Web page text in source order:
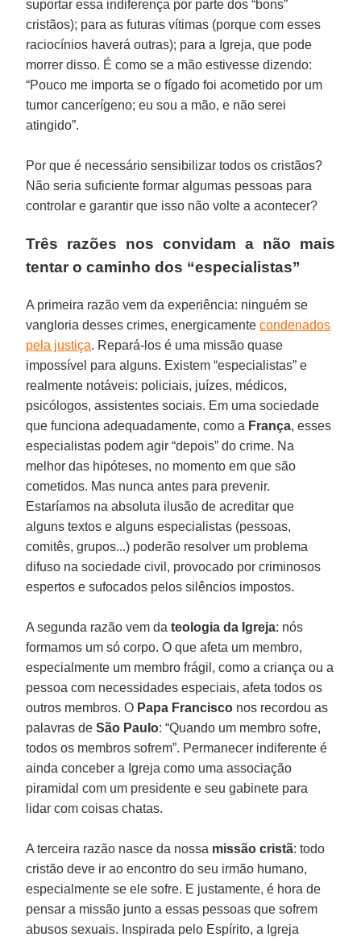
suportar essa indiferença por parte dos “bons”
cristãos); para as futuras vítimas (porque com esses
raciocínios haverá outras); para a Igreja, que pode
morrer disso. É como se a mão estivesse dizendo:
“Pouco me importa se o fígado foi acometido por um
tumor cancerígeno; eu sou a mão, e não serei
atingido”.
Por que é necessário sensibilizar todos os cristãos?
Não seria suficiente formar algumas pessoas para
controlar e garantir que isso não volte a acontecer?
Três razões nos convidam a não mais
tentar o caminho dos “especialistas”
A primeira razão vem da experiência: ninguém se
vangloria desses crimes, energicamentecondenados
pela justiça. Repará-los é uma missão quase
impossível para alguns. Existem “especialistas” e
realmente notáveis: policiais, juízes, médicos,
psicólogos, assistentes sociais. Em uma sociedade
que funciona adequadamente, como a França, esses
especialistas podem agir “depois” do crime. Na
melhor das hipóteses, no momento em que são
cometidos. Mas nunca antes para prevenir.
Estaríamos na absoluta ilusão de acreditar que
alguns textos e alguns especialistas (pessoas,
comitês, grupos...) poderão resolver um problema
difuso na sociedade civil, provocado por criminosos
espertos e sufocados pelos silêncios impostos.
A segunda razão vem da teologia da Igreja: nós
formamos um só corpo. O que afeta um membro,
especialmente um membro frágil, como a criança ou a
pessoa com necessidades especiais, afeta todos os
outros membros. O Papa Francisco nos recordou as
palavras deSão Paulo: “Quando um membro sofre,
todos os membros sofrem”. Permanecer indiferente é
ainda conceber a Igreja como uma associação
piramidal com um presidente e seu gabinete para
lidar com coisas chatas.
A terceira razão nasce da nossa missão cristã: todo
cristão deve ir ao encontro do seu irmão humano,
especialmente se ele sofre. E justamente, é hora de
pensar a missão junto a essas pessoas que sofrem
abusos sexuais. Inspirada pelo Espírito, a Igreja